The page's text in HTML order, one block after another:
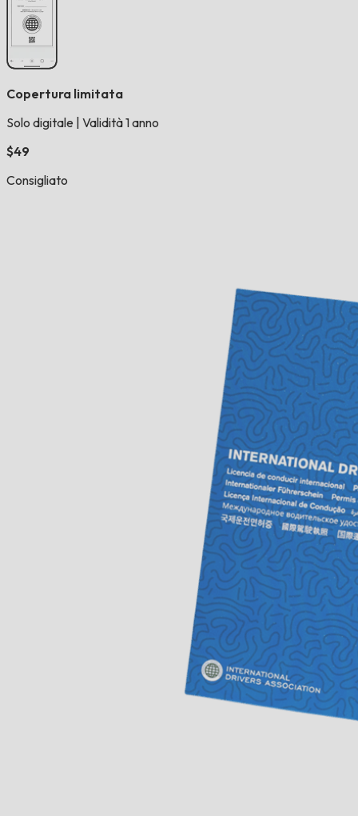
Copertura limitata
Solo digitale Validità 1 anno
$49
Consigliato